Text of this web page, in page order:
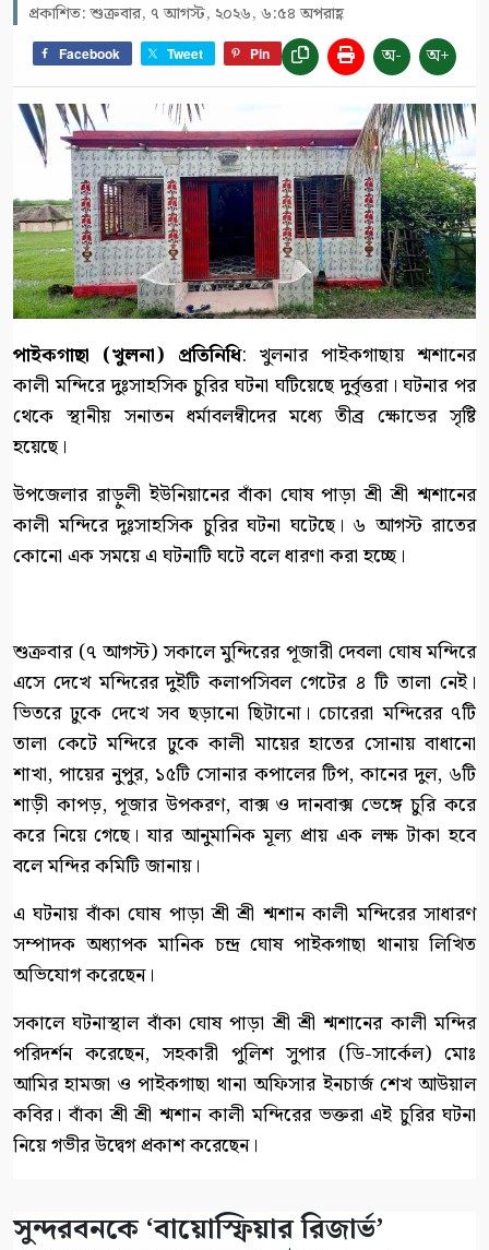
প্রকাশিত: শুক্রবার, ৭ আগস্ট, ২০২৬, ৬:৫৪ অপরাহ্ণ
Facebook Tweet Pin অ- অ+
পাইকগাছা (খুলনা) প্রতিনিধি: খুলনার পাইকগাছায় শ্মশানের
কালী মন্দিরে দুঃসাহসিক চুরির ঘটনা ঘটিয়েছে দুর্বৃত্তরা। ঘটনার পর
থেকে স্থানীয় সনাতন ধর্মাবলম্বীদের মধ্যে তীব্র ক্ষোভের সৃষ্টি
হয়েছে।
উপজেলার রাড়ুলী ইউনিয়ানের বাঁকা ঘোষ পাড়া শ্রী শ্রী শ্মশানের
কালী মন্দিরে দুঃসাহসিক চুরির ঘটনা ঘটেছে। ৬ আগস্ট রাতের
কোনো এক সময়ে এ ঘটনাটি ঘটে বলে ধারণা করা হচ্ছে।
শুক্রবার (৭ আগস্ট) সকালে মুন্দিরের পূজারী দেবলা ঘোষ মন্দিরে
এসে দেখে মন্দিরের দুইটি কলাপসিবল গেটের ৪ টি তালা নেই।
ভিতরে ঢুকে দেখে সব ছড়ানো ছিটানো। চোরেরা মন্দিরের ৭টি
তালা কেটে মন্দিরে ঢুকে কালী মায়ের হাতের সোনায় বাধানো
শাখা, পায়ের নুপুর, ১৫টি সোনার কপালের টিপ, কানের দুল, ৬টি
শাড়ী কাপড়, পূজার উপকরণ, বাক্স ও দানবাক্স ভেঙ্গে চুরি করে
করে নিয়ে গেছে। যার আনুমানিক মূল্য প্রায় এক লক্ষ টাকা হবে
বলে মন্দির কমিটি জানায়।
এ ঘটনায় বাঁকা ঘোষ পাড়া শ্রী শ্রী শ্মশান কালী মন্দিরের সাধারণ
সম্পাদক অধ্যাপক মানিক চন্দ্র ঘোষ পাইকগাছা থানায় লিখিত
অভিযোগ করেছেন।
সকালে ঘটনাস্থাল বাঁকা ঘোষ পাড়া শ্রী শ্রী শ্মশানের কালী মন্দির
পরিদর্শন করেছেন, সহকারী পুলিশ সুপার (ডি-সার্কেল) মোঃ
আমির হামজা ও পাইকগাছা থানা অফিসার ইনচার্জ শেখ আউয়াল
কবির। বাঁকা শ্রী শ্রী শ্মশান কালী মন্দিরের ভক্তরা এই চুরির ঘটনা
নিয়ে গভীর উদ্বেগ প্রকাশ করেছেন।
সুন্দরবনকে ‘বায়োস্ফিয়ার রিজার্ভ’